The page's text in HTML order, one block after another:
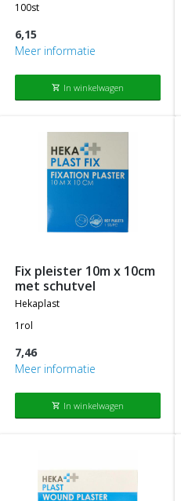
100st
6,15
Meer informatie
shopping_cart In winkelwagen
fix pleister 10m x 10cm
met schutvel
hekaplast
1rol
7,46
Meer informatie
shopping_cart In winkelwagen